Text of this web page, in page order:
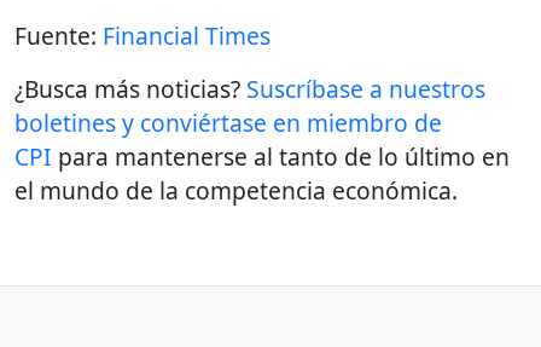
Fuente: Financial Times
¿Busca más noticias? Suscríbase a nuestros
boletines y conviértase en miembro de
CPI para mantenerse al tanto de lo último en
el mundo de la competencia económica.